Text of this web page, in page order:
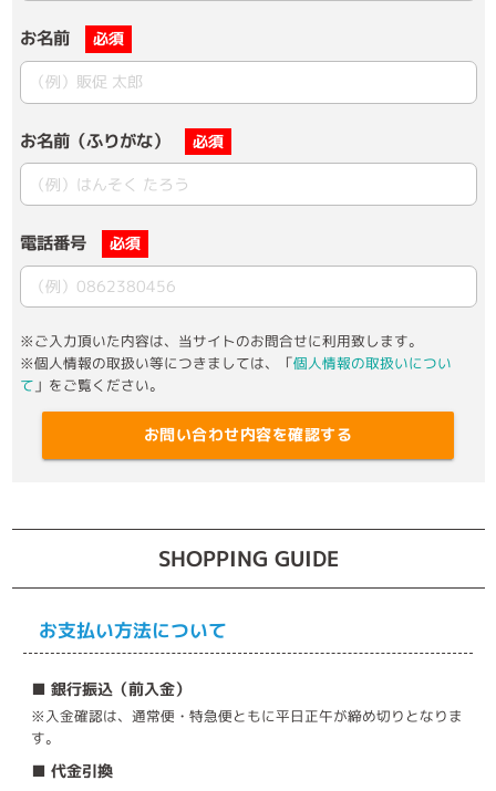
お名前 必須
お名前（ふりがな） 必須
電話番号 必須
※ご入力頂いた内容は、当サイトのお問合せに利用致します。
※個人情報の取扱い等につきましては、「個人情報の取扱いについ
て 」をご覧ください。
お問い合わせ内容を確認する
SHOPPING GUIDE
お支払い方法について
■ 銀行振込（前入金）
※入金確認は、通常便・特急便ともに平日正午が締め切りとなりま
す。
■ 代金引換